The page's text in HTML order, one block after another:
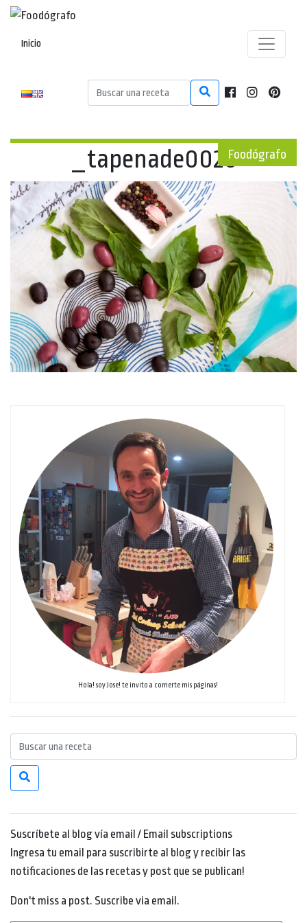
Inicio
Foodógrafo
_tapenade0026
Hola! soy Jose! te invito a comerte mis páginas!
Suscríbete al blog vía email / Email subscriptions
Ingresa tu email para suscribirte al blog y recibir las
notificaciones de las recetas y post que se publican!
Don't miss a post. Suscribe via email.